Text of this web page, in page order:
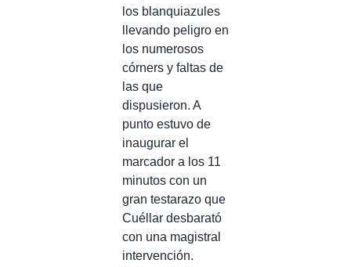
los blanquiazules
llevando peligro en
los numerosos
córners y faltas de
las que
dispusieron. A
punto estuvo de
inaugurar el
marcador a los 11
minutos con un
gran testarazo que
Cuéllar desbarató
con una magistral
intervención.